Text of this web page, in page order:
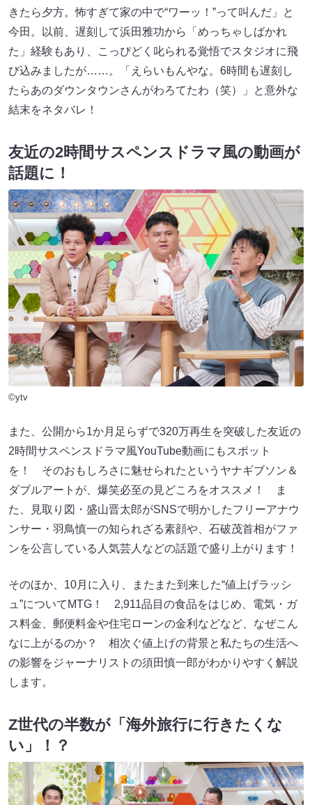
きたら夕方。怖すぎて家の中で“ワーッ！”って叫んだ」と
今田。以前、遅刻して浜田雅功から「めっちゃしばかれ
た」経験もあり、こっぴどく叱られる覚悟でスタジオに飛
び込みましたが……。「えらいもんやな。6時間も遅刻し
たらあのダウンタウンさんがわろてたわ（笑）」と意外な
結末をネタバレ！
友近の2時間サスペンスドラマ風の動画が
話題に！
©ytv
また、公開から1か月足らずで320万再生を突破した友近の
2時間サスペンスドラマ風YouTube動画にもスポット
を！ そのおもしろさに魅せられたというヤナギブソン＆
ダブルアートが、爆笑必至の見どころをオススメ！ ま
た、見取り図・盛山晋太郎がSNSで明かしたフリーアナウ
ンサー・羽鳥慎一の知られざる素顔や、石破茂首相がファ
ンを公言している人気芸人などの話題で盛り上がります！
そのほか、10月に入り、またまた到来した“値上げラッシ
ュ”についてMTG！ 2,911品目の食品をはじめ、電気・ガ
ス料金、郵便料金や住宅ローンの金利などなど、なぜこん
なに上がるのか？ 相次ぐ値上げの背景と私たちの生活へ
の影響をジャーナリストの須田慎一郎がわかりやすく解説
します。
Z世代の半数が「海外旅行に行きたくな
い」！？